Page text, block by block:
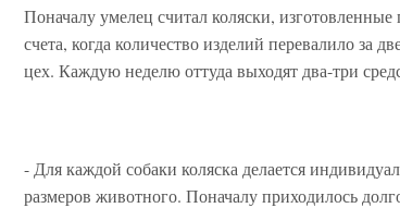
Поначалу умелец считал коляски,
счета, когда количество изделий перевалило за
цех. Каждую неделю оттуда выходят два-три
- Для каждой собаки коляска делается
размеров животного. Поначалу приходилось